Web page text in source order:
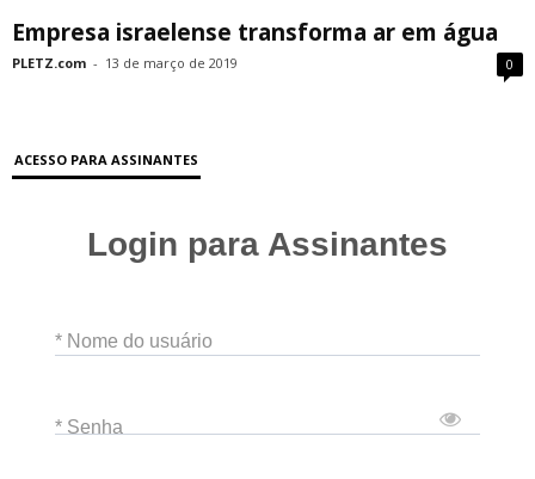
Empresa israelense transforma ar em água
PLETZ.com - 13 de março de 2019 0
ACESSO PARA ASSINANTES
Login para Assinantes
* Nome do usuário
* Senha